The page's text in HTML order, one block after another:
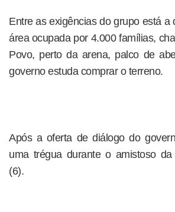
Entre as exigências do grupo está a
área ocupada por 4.000 famílias,
Povo, perto da arena, palco de
governo estuda comprar o terreno.
Após a oferta de diálogo do
uma trégua durante o amistoso
(6).